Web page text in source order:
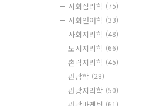
사회심리학 (75)
사회언어학 (33)
사회지리학 (48)
도시지리학 (66)
촌락지리학 (45)
관광학 (28)
관광지리학 (50)
(61)